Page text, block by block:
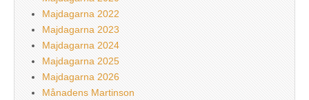
Majdagarna 2022
Majdagarna 2023
Majdagarna 2024
Majdagarna 2025
Majdagarna 2026
Månadens Martinson